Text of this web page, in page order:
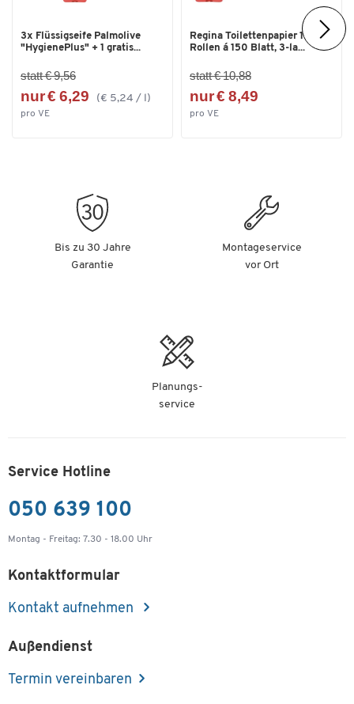
3x Flüssigseife Palmolive
"HygienePlus" + 1 gratis...
statt € 9,56
nur € 6,29 (€ 5,24 / l)
pro VE
Regina Toilettenpapier 16
Rollen á 150 Blatt, 3-la...
statt € 10,88
nur € 8,49
pro VE
Bis zu 30 Jahre
Garantie
Montageservice
vor Ort
Planungs-
service
Service Hotline
050 639 100
Montag - Freitag: 7.30 - 18.00 Uhr
Kontaktformular
Kontakt aufnehmen
Außendienst
Termin vereinbaren